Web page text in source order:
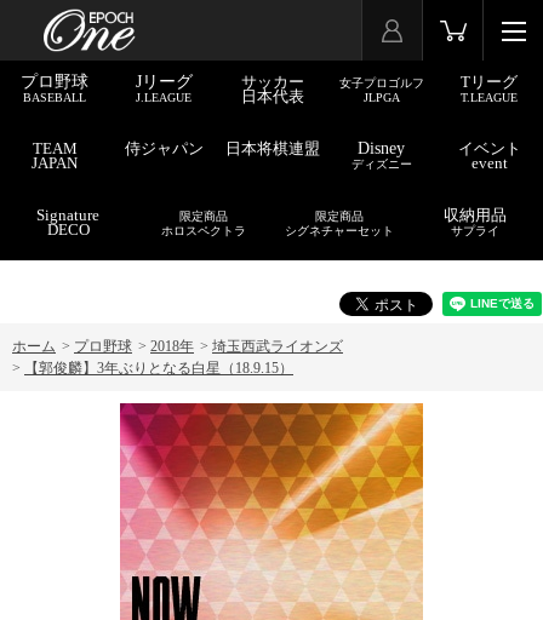
プロ野球
BASEBALL
Jリーグ
J.LEAGUE
サッカー
日本代表
女子プロゴルフ
JLPGA
Tリーグ
T.LEAGUE
TEAM
JAPAN
侍ジャパン 日本将棋連盟 Disney
ディズニー
イベント
event
Signature
DECO
限定商品
ホロスペクトラ
限定商品
シグネチャーセット
収納用品
サプライ
ホーム > プロ野球 > 2018年 > 埼玉西武ライオンズ
>
【郭俊麟】3年ぶりとなる白星（18.9.15）